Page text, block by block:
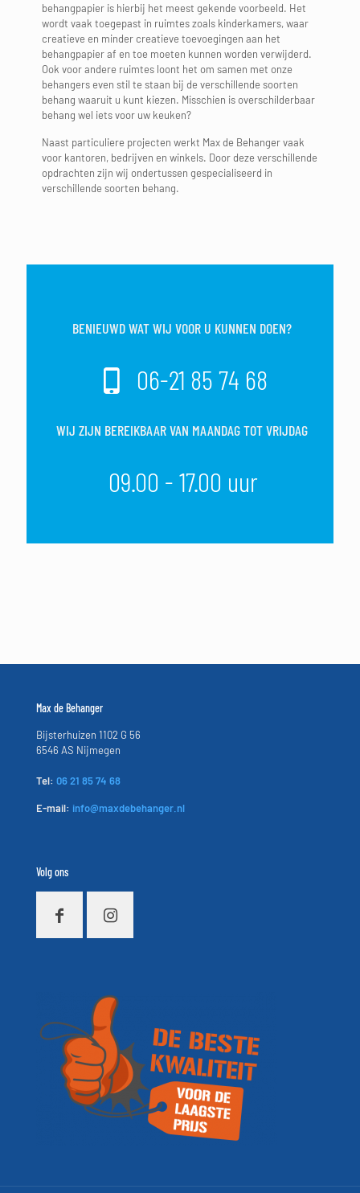
behangpapier is hierbij het meest gekende voorbeeld. Het
wordt vaak toegepast in ruimtes zoals kinderkamers, waar
creatieve en minder creatieve toevoegingen aan het
behangpapier af en toe moeten kunnen worden verwijderd.
Ook voor andere ruimtes loont het om samen met onze
behangers even stil te staan bij de verschillende soorten
behang waaruit u kunt kiezen. Misschien is overschilderbaar
behang wel iets voor uw keuken?
Naast particuliere projecten werkt Max de Behanger vaak
voor kantoren, bedrijven en winkels. Door deze verschillende
opdrachten zijn wij ondertussen gespecialiseerd in
verschillende soorten behang.
BENIEUWD WAT WIJ VOOR U KUNNEN DOEN?
06-21 85 74 68
WIJ ZIJN BEREIKBAAR VAN MAANDAG TOT VRIJDAG
09.00 - 17.00 uur
Max de Behanger
Bijsterhuizen 1102 G 56
6546 AS Nijmegen
Tel: 06 21 85 74 68
E-mail: info@maxdebehanger.nl
Volg ons